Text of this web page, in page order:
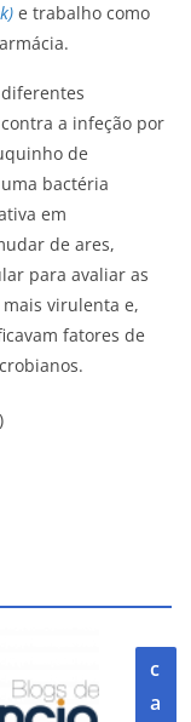
e trabalho como
a infeção por
de
bactéria
em
de ares,
para avaliar as
virulenta e,
fatores de
c
a